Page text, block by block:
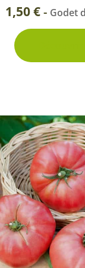
d’Antan
Bulbes
1,50€- Godet